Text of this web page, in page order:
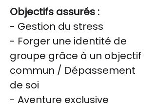
Objectifs assurés :
- Gestion du stress
- Forger une identité de
groupe grâce à un objectif
commun / Dépassement
de soi
- Aventure exclusive